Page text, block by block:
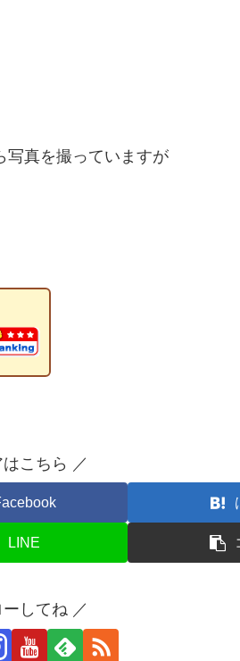
写真を撮っていますが
こちら ／
LINE
してね ／